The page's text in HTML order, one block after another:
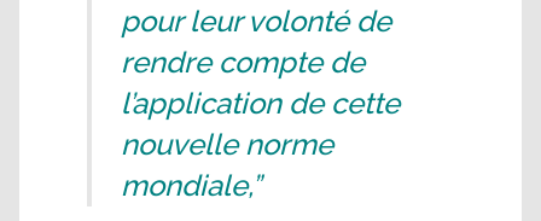
pour leur volonté de
rendre compte de
l’application de cette
nouvelle norme
mondiale,”